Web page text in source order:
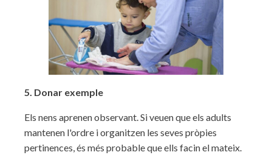
5. Donar exemple
Els nens aprenen observant. Si veuen que els adults
mantenen l'ordre i organitzen les seves pròpies
pertinences, és més probable que ells facin el mateix.